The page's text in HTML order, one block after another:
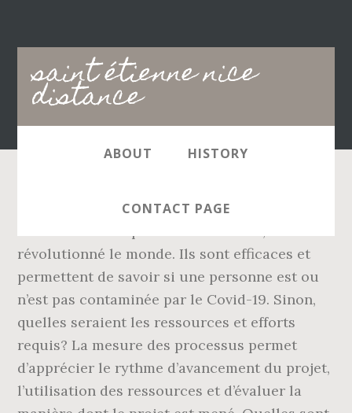
saint étienne nice
distance
Main
navigation
ABOUT HISTORY
CONTACT PAGE
L'ampoule classique à incandescence,
révolutionné le monde. Ils sont efficaces et
permettent de savoir si une personne est ou
n’est pas contaminée par le Covid-19. Sinon,
quelles seraient les ressources et efforts
requis? La mesure des processus permet
d’apprécier le rythme d’avancement du projet,
l’utilisation des ressources et d’évaluer la